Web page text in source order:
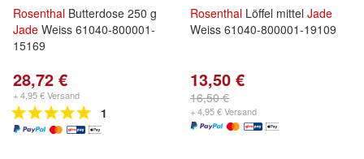
Rosenthal Butterdose 250 g
Jade Weiss 61040-800001-
15169
28,72 €
+ 4,95 € Versand
1
Rosenthal Löffel mittel Jade
Weiss 61040-800001-19109
13,50 €
16,50 €
+ 4,95 € Versand